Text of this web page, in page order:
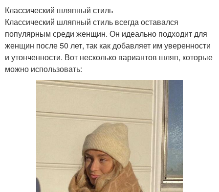
Классический шляпный стиль
Классический шляпный стиль всегда оставался
популярным среди женщин. Он идеально подходит для
женщин после 50 лет, так как добавляет им уверенности
и утонченности. Вот несколько вариантов шляп, которые
можно использовать: